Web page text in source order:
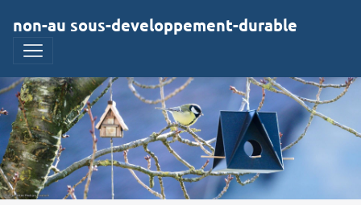
non-au sous-developpement-durable